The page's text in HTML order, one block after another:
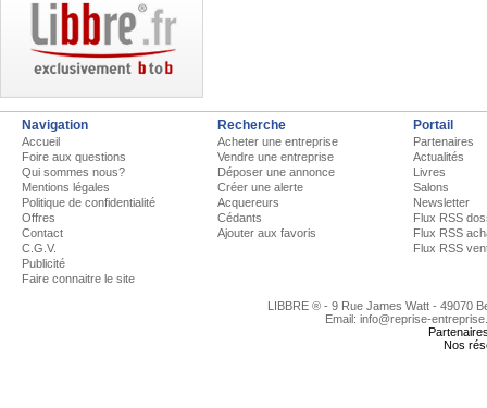
Navigation
Accueil
Foire aux questions
Qui sommes nous?
Mentions légales
Politique de confidentialité
Offres
Contact
C.G.V.
Publicité
Faire connaitre le site
Recherche
Acheter une entreprise
Vendre une entreprise
Déposer une annonce
Créer une alerte
Acquereurs
Cédants
Ajouter aux favoris
Portail
Partenaires
Actualités
Livres
Salons
Newsletter
Flux RSS
Flux RSS
Flux RSS
LIBBRE ® - 9 Rue James Watt - 49070
Email: info@reprise-
Nos